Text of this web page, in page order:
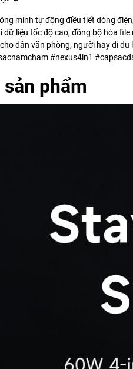
minh tự động điều tiết dòng
dữ liệu tốc độ cao, đồng bộ hóa
dân văn phòng, người hay đi
#nexus4in1
phẩm